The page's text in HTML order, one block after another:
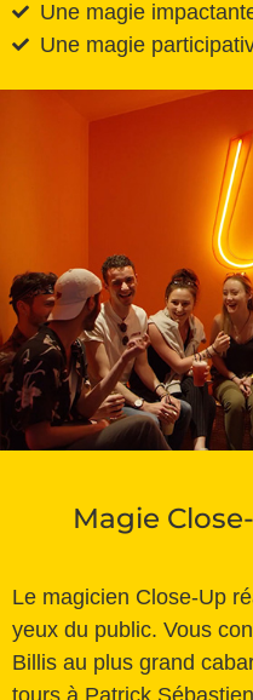
Une magie
Une magie
Magie
Le magicien Close-Up
yeux du public. Vous
Billis au plus grand